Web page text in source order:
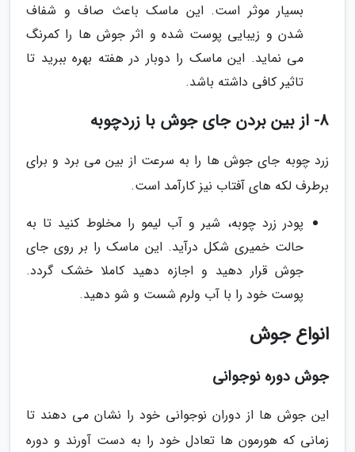
بسیار موثر است. این ماسک باعث صاف و شفاف
شدن و زیبایی پوست شده و اثر جوش ها را کمرنگ
می نماید. این ماسک را دوبار در هفته بهره ببرید تا
تاثیر کافی داشته باشد.
8- از بین بردن جای جوش با زردچوبه
زرد چوبه جای جوش ها را به سرعت از بین می برد و برای
برطرف لکه های آفتاب نیز کارآمد است.
پودر زرد چوبه، شیر و آب لیمو را مخلوط کنید تا به
حالت خمیری شکل درآید. این ماسک را بر روی جای
جوش قرار دهید و اجازه دهید کاملا خشک گردد.
پوست خود را با آب ولرم شست و شو دهید.
انواع جوش
جوش دوره نوجوانی
این جوش ها از دوران نوجوانی خود را نشان می دهند تا
زمانی که هورمون ها تعادل خود را به دست آورند و دوره